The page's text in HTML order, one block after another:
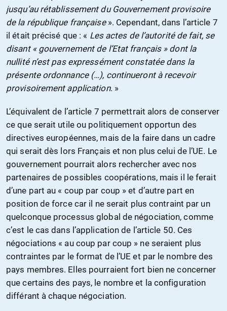
jusqu’au rétablissement du Gouvernement provisoire
de la république française ». Cependant, dans l’article 7
il était précisé que : « Les actes de l’autorité de fait, se
disant « gouvernement de l’Etat français » dont la
nullité n’est pas expressément constatée dans la
présente ordonnance (…), continueront à recevoir
provisoirement application. »
L’équivalent de l’article 7 permettrait alors de conserver
ce que serait utile ou politiquement opportun des
directives européennes, mais de la faire dans un cadre
qui serait dès lors Français et non plus celui de l’UE. Le
gouvernement pourrait alors rechercher avec nos
partenaires de possibles coopérations, mais il le ferait
d’une part au « coup par coup » et d’autre part en
position de force car il ne serait plus contraint par un
quelconque processus global de négociation, comme
c’est le cas dans l’application de l’article 50. Ces
négociations « au coup par coup » ne seraient plus
contraintes par le format de l’UE et par le nombre des
pays membres. Elles pourraient fort bien ne concerner
que certains des pays, le nombre et la configuration
différant à chaque négociation.